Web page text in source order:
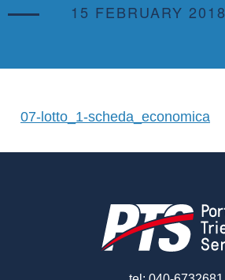
15 FEBRUARY 2018
07-lotto_1-scheda_economica